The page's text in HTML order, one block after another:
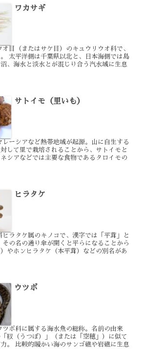
ワカサギ
目（またはサケ目）のキュウリウオ科で、
太平洋側は千葉県以北と、日本海側では島
、海水と淡水とが混じり合う汽水域に生息
サトイモ（里いも）
ーシアなど熱帯地域が起源。山に自生する
して里で栽培されることから、サトイモと
シアなどでは主要な食物であるタロイモの
ヒラタケ
ラタケ属のキノコで、漢字では「平茸」と
の名の通り傘が開くと平らになることから
やホンヒラタケ（本平茸）などの別名があ
ウツボ
ツボ科に属する海水魚の総称。名前の由来
靫（うつぼ）」（または「空穂」）に似て
。 比較的暖かい海のサンゴ礁や岩礁に生息